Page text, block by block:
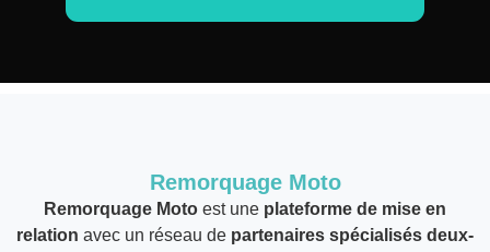
Remorquage Moto
Remorquage Moto est une plateforme de mise en
relation avec un réseau de partenaires spécialisés deux-